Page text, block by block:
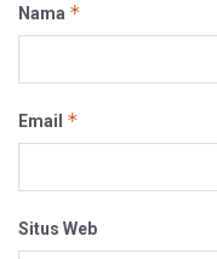
Nama *
Email *
Situs Web